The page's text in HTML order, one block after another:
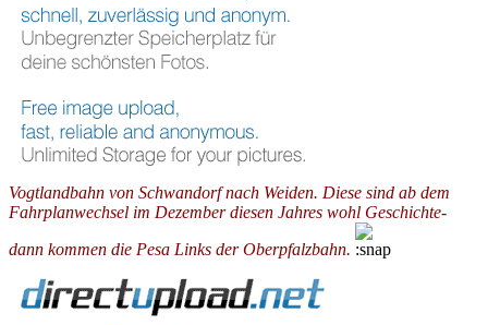
Vogtlandbahn von Schwandorf nach Weiden. Diese sind ab dem
Fahrplanwechsel im Dezember diesen Jahres wohl Geschichte-
dann kommen die Pesa Links der Oberpfalzbahn.